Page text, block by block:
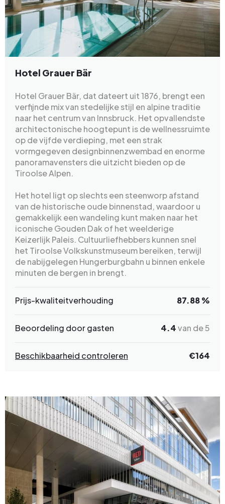
Hotel Grauer Bär
Hotel Grauer Bär, dat dateert uit 1876, brengt een
verfijnde mix van stedelijke stijl en alpine traditie
naar het centrum van Innsbruck. Het opvallendste
architectonische hoogtepunt is de wellnessruimte
op de vijfde verdieping, met een strak
vormgegeven designbinnenzwembad en enorme
panoramavensters die uitzicht bieden op de
Tiroolse Alpen.
Het hotel ligt op slechts een steenworp afstand
van de historische oude binnenstad, waardoor u
gemakkelijk een wandeling kunt maken naar het
iconische Gouden Dak of het weelderige
Keizerlijk Paleis. Cultuurliefhebbers kunnen snel
het Tiroolse Volkskunstmuseum bereiken, terwijl
de nabijgelegen Hungerburgbahn u binnen enkele
minuten de bergen in brengt.
Prijs-kwaliteitverhouding 87.88 %
Beoordeling door gasten 4.4van de 5
Beschikbaarheid controleren €164